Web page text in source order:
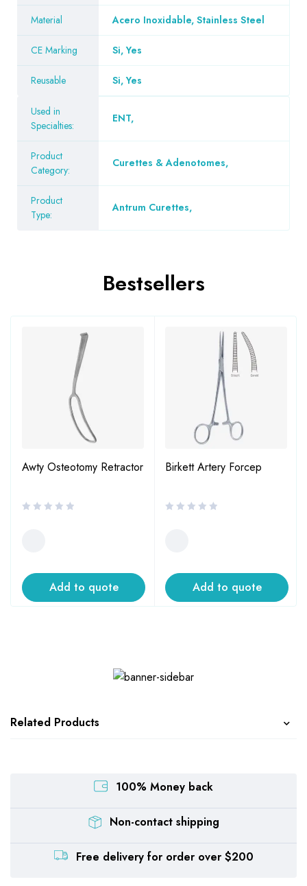
Material Acero Inoxidable, Stainless Steel
CE Marking Si, Yes
Reusable Si, Yes
Used in
Specialties:
ENT,
Product
Category:
Curettes & Adenotomes,
Product
Type:
Antrum Curettes,
Bestsellers
Awty Osteotomy Retractor
Add to quote
Birkett Artery Forcep
Add to quote
Related Products
100% Money back
Non-contact shipping
Free delivery for order over $200